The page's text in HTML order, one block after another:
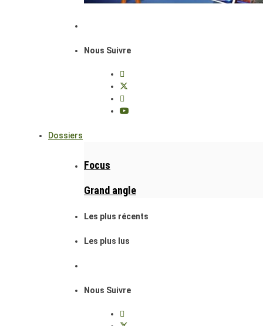
Nous Suivre
Dossiers
Focus
Grand angle
Les plus récents
Les plus lus
Nous Suivre